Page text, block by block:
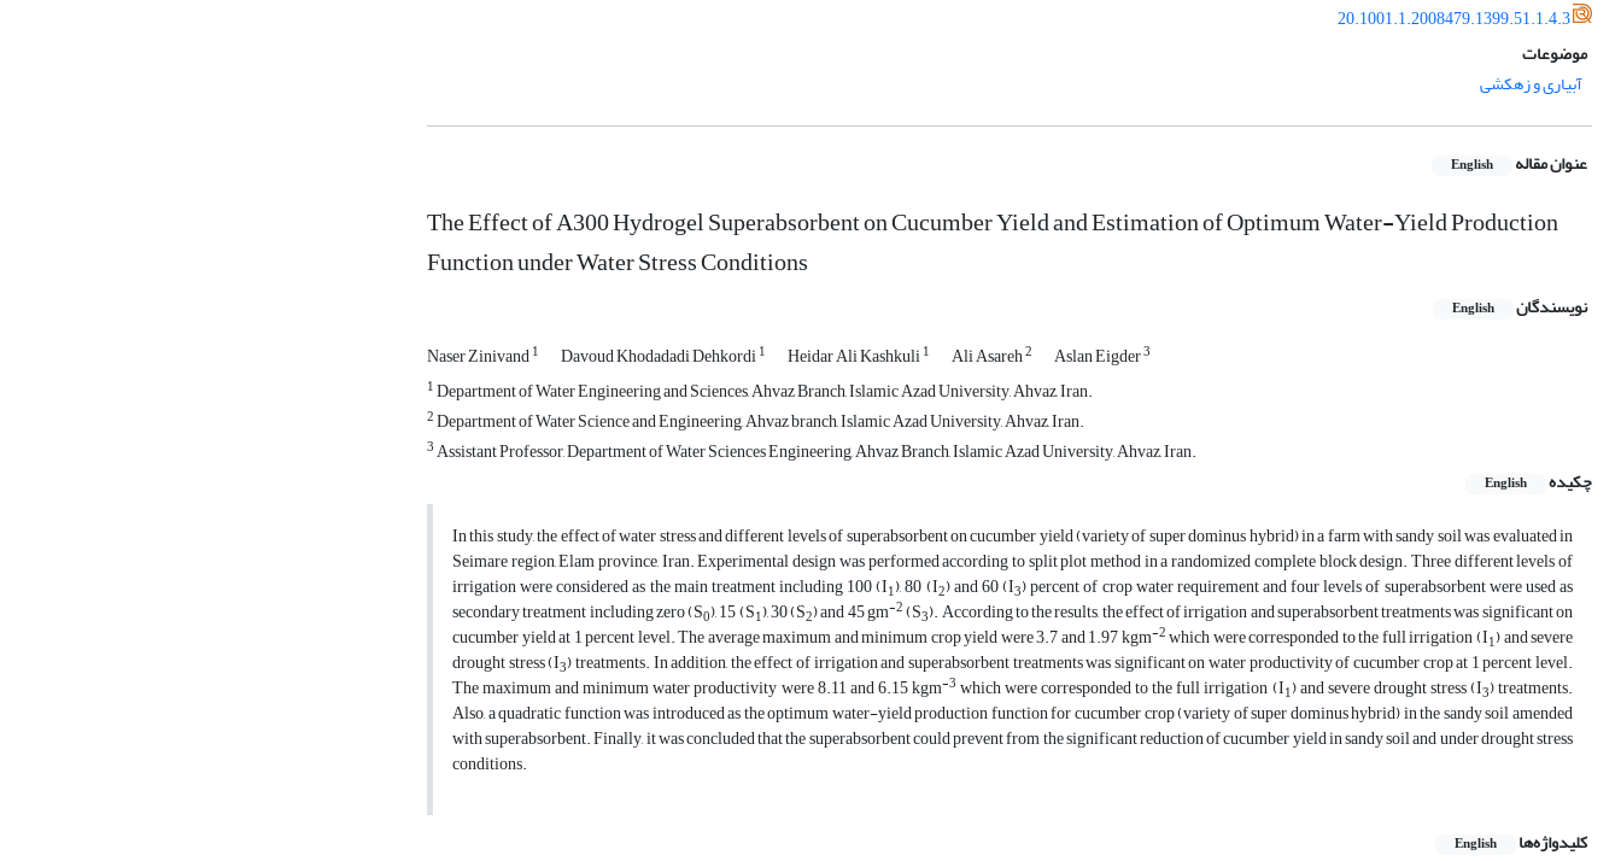
20.1001.1.2008479.1399.51.1.4.3
موضوعات
آبیاری و زهکشی
عنوان مقاله English
The Effect of A300 Hydrogel Superabsorbent on Cucumber Yield and Estimation of Optimum Water-Yield Production
Function under Water Stress Conditions
نویسندگان English
Naser Zinivand1 Davoud Khodadadi Dehkordi1 Heidar Ali Kashkuli1 Ali Asareh2 Aslan Eigder3
1Department of Water Engineering and Sciences, Ahvaz Branch, Islamic Azad University, Ahvaz, Iran.
2Department of Water Science and Engineering, Ahvaz branch, Islamic Azad University, Ahvaz, Iran.
3Assistant Professor, Department of Water Sciences Engineering, Ahvaz Branch, Islamic Azad University, Ahvaz, Iran.
چکیده
English
In this study, the effect of water stress and different levels of superabsorbent on cucumber yield (variety of super dominus hybrid) in a farm with sandy soil was evaluated in
Seimare region, Elam province, Iran. Experimental design was performed according to split plot method in a randomized complete block design. Three different levels of
irrigation were considered as the main treatment including 100 (I1), 80 (I2) and 60 (I3) percent of crop water requirement and four levels of superabsorbent were used as
secondary treatment including zero (S0), 15 (S1), 30 (S2) and 45 gm-2(S3). According to the results, the effect of irrigation and superabsorbent treatments was significant on
cucumber yield at 1 percent level. The average maximum and minimum crop yield were 3.7 and 1.97 kgm-2which were corresponded to the full irrigation (I1) and severe
drought stress (I3) treatments. In addition, the effect of irrigation and superabsorbent treatments was significant on water productivity of cucumber crop at 1 percent level.
The maximum and minimum water productivity were 8.11 and 6.15 kgm-3 which were corresponded to the full irrigation (I1) and severe drought stress (I3) treatments.
Also, a quadratic function was introduced as the optimum water-yield production function for cucumber crop (variety of super dominus hybrid) in the sandy soil amended
with superabsorbent. Finally, it was concluded that the superabsorbent could prevent from the significant reduction of cucumber yield in sandy soil and under drought stress
conditions.
کلیدواژه‌ها English